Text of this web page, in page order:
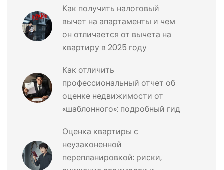
Как получить налоговый
вычет на апартаменты и чем
он отличается от вычета на
квартиру в 2025 году
Как отличить
профессиональный отчет об
оценке недвижимости от
«шаблонного»: подробный гид
Оценка квартиры с
неузаконенной
перепланировкой: риски,